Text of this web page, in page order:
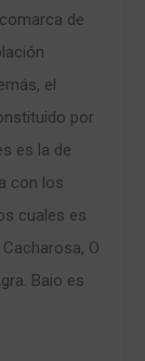
de
el
por
es la de
con los
cuales es
O
Baio es